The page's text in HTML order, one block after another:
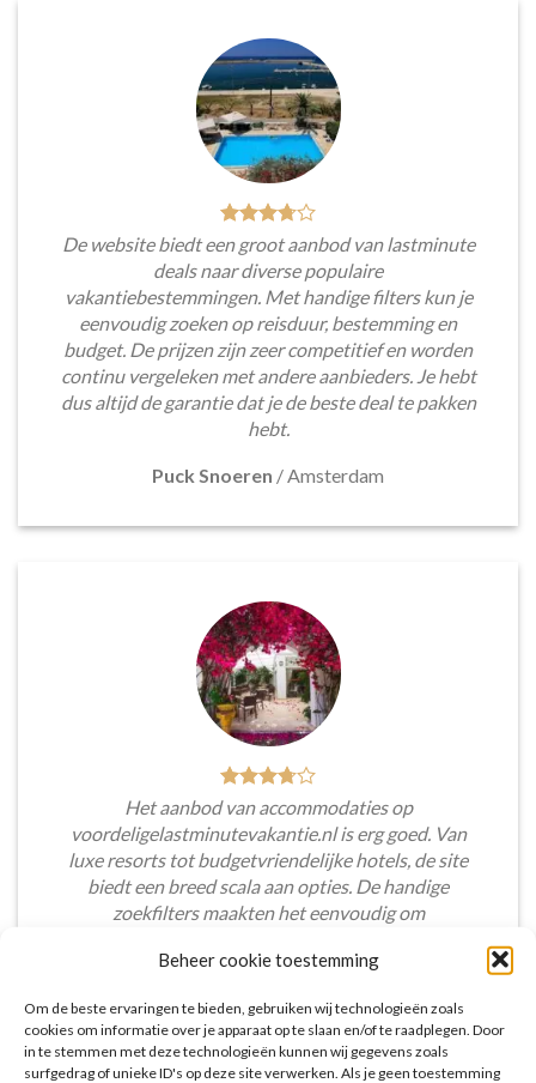
Beheer cookie toestemming
Om de beste ervaringen te bieden, gebruiken wij technologieën zoals
cookies om informatie over je apparaat op te slaan en/of te raadplegen. Door
in te stemmen met deze technologieën kunnen wij gegevens zoals
surfgedrag of unieke ID's op deze site verwerken. Als je geen toestemming
De website biedt een groot aanbod van lastminute
deals naar diverse populaire
vakantiebestemmingen. Met handige filters kun je
eenvoudig zoeken op reisduur, bestemming en
budget. De prijzen zijn zeer competitief en worden
continu vergeleken met andere aanbieders. Je hebt
dus altijd de garantie dat je de beste deal te pakken
hebt.
Puck Snoeren /Amsterdam
Het aanbod van accommodaties op
voordeligelastminutevakantie.nl is erg goed. Van
luxe resorts tot budgetvriendelijke hotels, de site
biedt een breed scala aan opties. De handige
zoekfilters maakten het eenvoudig om
voorkeuren en budget.
Tim Beukers/Tilburg